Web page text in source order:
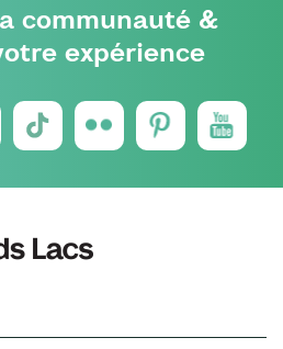
communauté &
expérience